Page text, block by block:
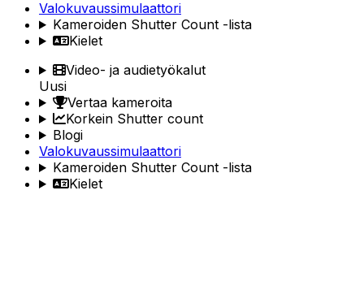
Valokuvaussimulaattori
Kameroiden Shutter Count -lista
Kielet
Video- ja audietyökalut
Uusi
Vertaa kameroita
Korkein Shutter count
Blogi
Valokuvaussimulaattori
Kameroiden Shutter Count -lista
Kielet